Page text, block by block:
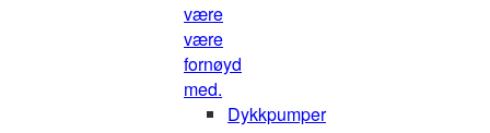
være
være
fornøyd
med.
Dykkpumper